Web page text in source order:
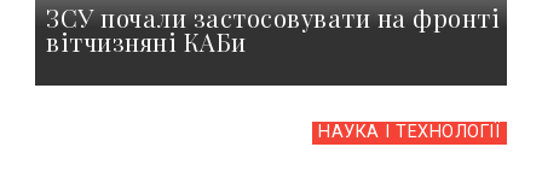
ЗСУ почали застосовувати на фронті
вітчизняні КАБи
НАУКА І ТЕХНОЛОГІЇ